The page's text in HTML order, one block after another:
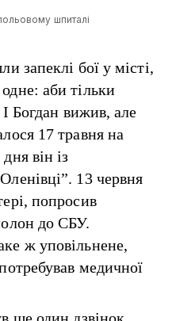
шпиталі
запеклі бої у місті,
аби тільки
І Богдан вижив, але
17 травня на
він із
13 червня
попросив
до СБУ.
ж уповільнене,
медичної